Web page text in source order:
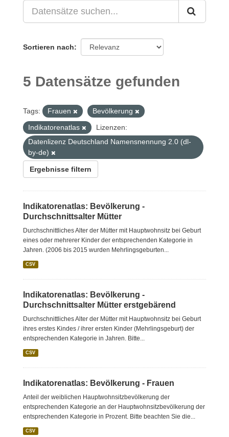
Sortieren nach
5 Datensätze gefunden
Tags: Frauen
Bevölkerung
Indikatorenatlas
Lizenzen:
Datenlizenz Deutschland Namensnennung 2.0 (dl-
by-de)
Ergebnisse filtern
Indikatorenatlas: Bevölkerung -
Durchschnittsalter Mütter
Durchschnittliches Alter der Mütter mit Hauptwohnsitz bei Geburt
eines oder mehrerer Kinder der entsprechenden Kategorie in
Jahren. (2006 bis 2015 wurden Mehrlingsgeburten...
CSV
Indikatorenatlas: Bevölkerung -
Durchschnittsalter Mütter erstgebärend
Durchschnittliches Alter der Mütter mit Hauptwohnsitz bei Geburt
ihres erstes Kindes / ihrer ersten Kinder (Mehrlingsgeburt) der
entsprechenden Kategorie in Jahren. Bitte...
CSV
Indikatorenatlas: Bevölkerung - Frauen
Anteil der weiblichen Hauptwohnsitzbevölkerung der
entsprechenden Kategorie an der Hauptwohnsitzbevölkerung der
entsprechenden Kategorie in Prozent. Bitte beachten Sie die...
CSV